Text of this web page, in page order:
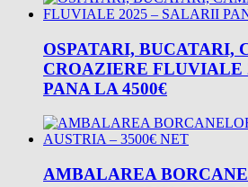
OSPATARI, BUCATARI,
CROAZIERE FLUVIALE
PANA LA 4500€
AMBALAREA